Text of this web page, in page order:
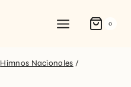
0
Himnos Nacionales /